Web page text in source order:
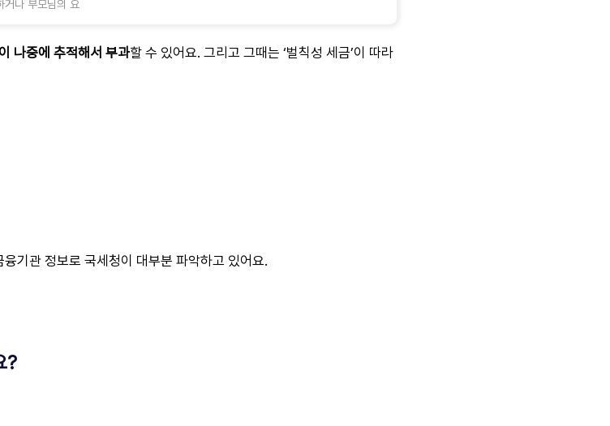
거나 부모님의 요
나중에 추적해서 부과할 수 있어요. 그리고 그때는 ‘벌칙성 세금’이 따라
기관 정보로 국세청이 대부분 파악하고 있어요.
?